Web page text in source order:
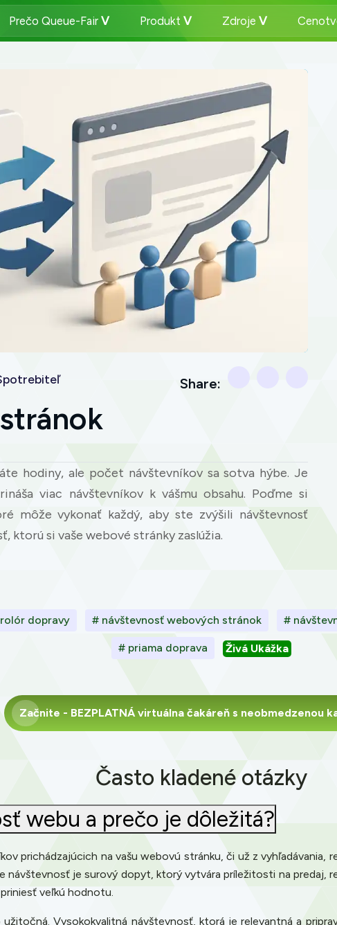
Prečo Queue-Fair Produkt Zdroje
Share:
hodiny, ale počet návštevníkov sa sotva hýbe. Je
viac návštevníkov k vášmu obsahu. Poďme si
môže vykonať každý, aby ste zvýšili návštevnosť
ktorú si vaše webové stránky zaslúžia.
dopravy # návštevnosť webových stránok #
# priama doprava Živá Ukážka
Začnite - BEZPLATNÁ virtuálna čakáreň s neobmedzenou
Často kladené otázky
webu a prečo je dôležitá?
prichádzajúcich na vašu webovú stránku, či už z vyhľadávania,
návštevnosť je surový dopyt, ktorý vytvára príležitosti na predaj,
veľkú hodnotu.
užitočná. Vysokokvalitná návštevnosť, ktorá je relevantná a